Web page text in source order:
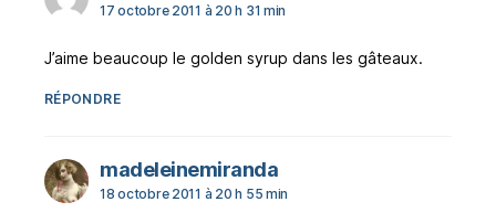
17 octobre 2011 à 20 h 31 min
J’aime beaucoup le golden syrup dans les gâteaux.
RÉPONDRE
madeleinemirandadit :
18 octobre 2011 à 20 h 55 min